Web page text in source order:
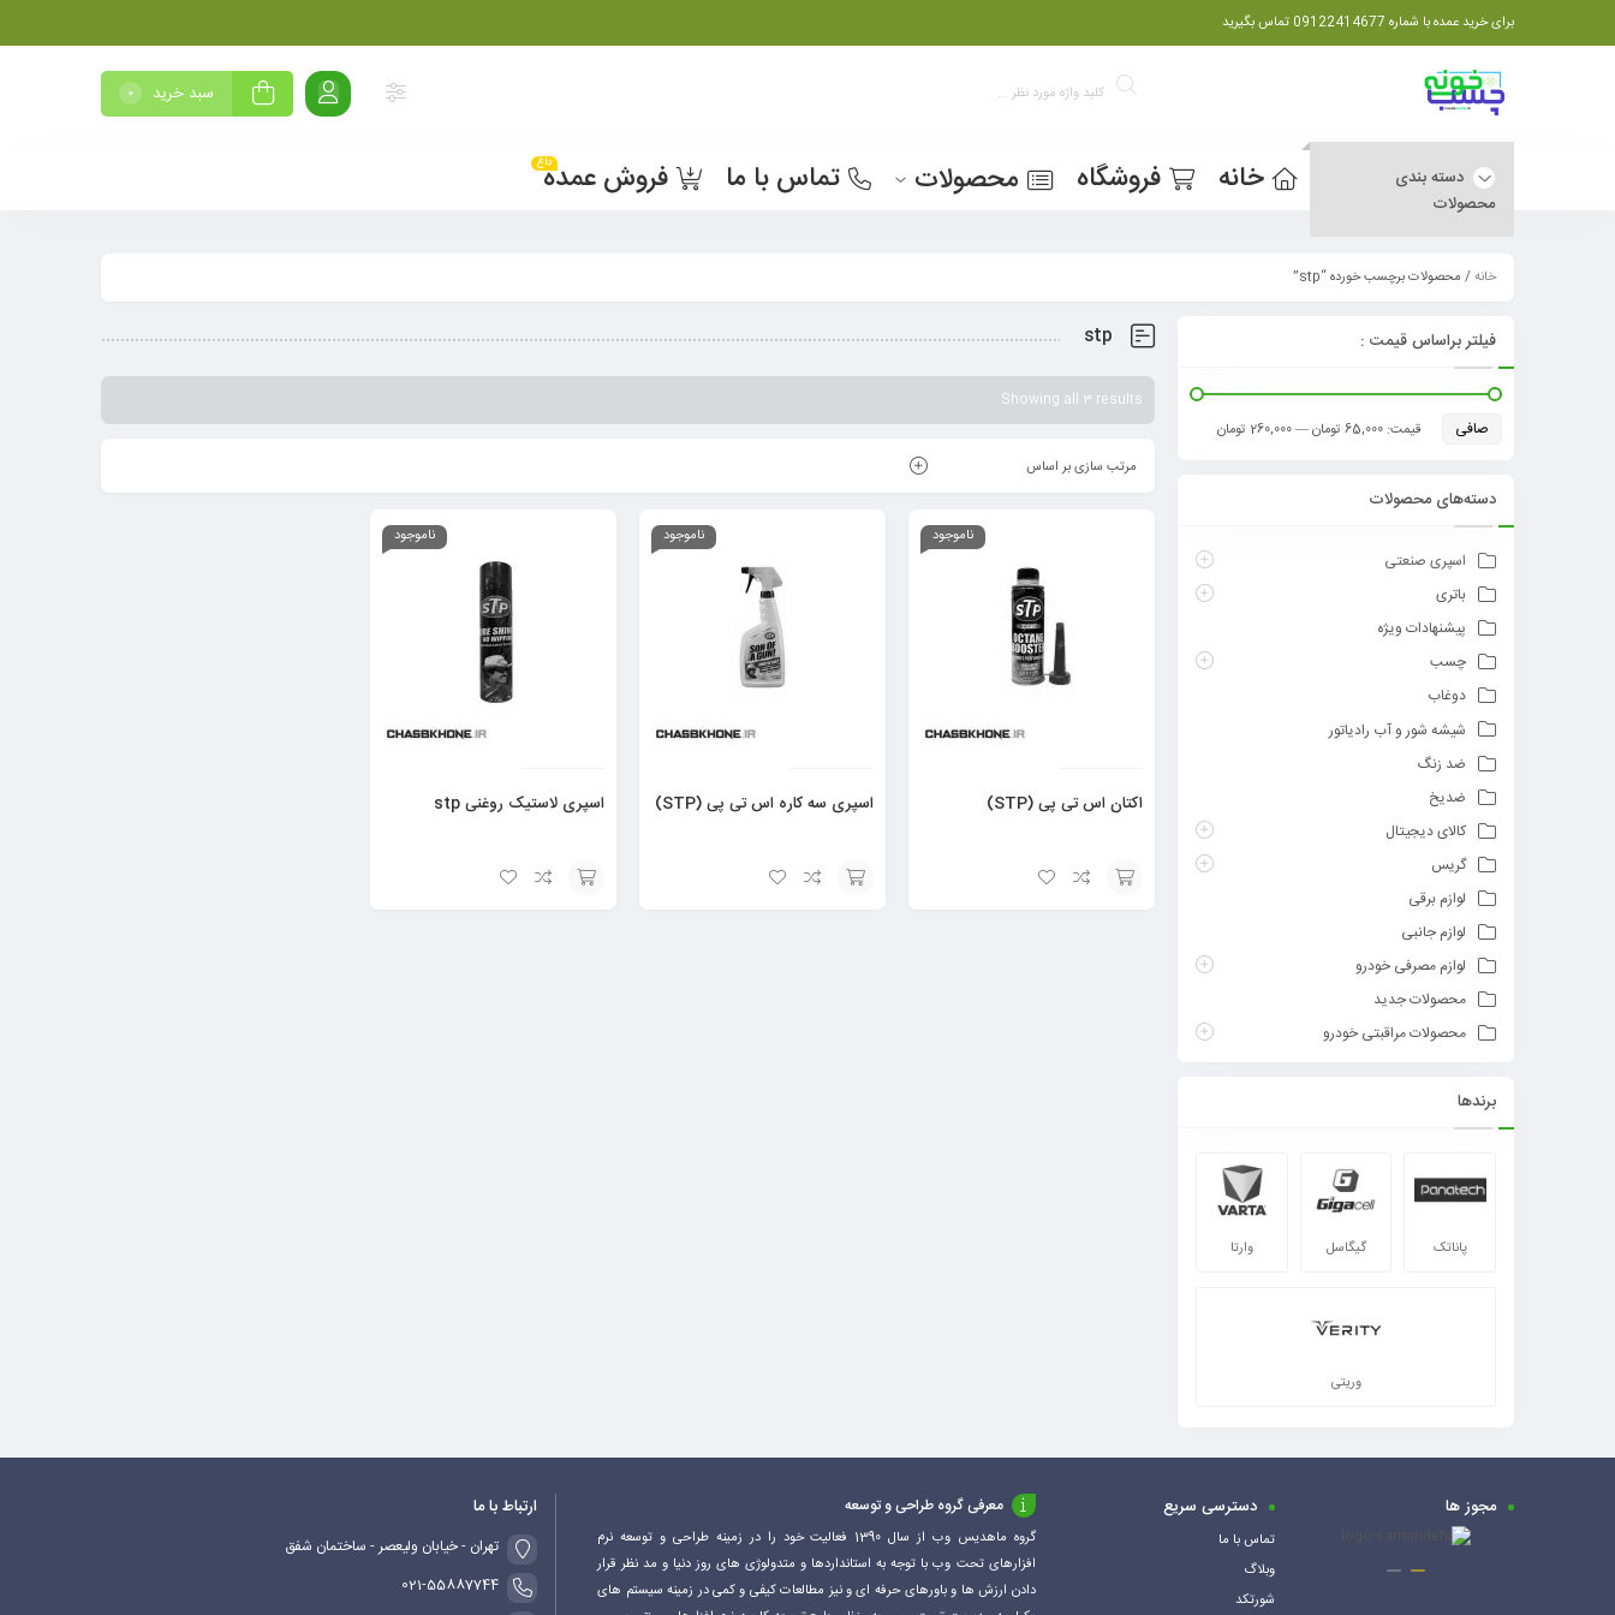
برای خرید عمده با شماره 09122414677 تماس بگیرید
سبد خرید 0
دسته بندی
محصولات
خانه فروشگاه محصولات تماس با ما فروش عمدهداغ
خانه/ محصولات برچسب خورده “stp”
stp
Showing all 3 results
مرتب سازی بر اساس
ناموجود
اکتان اس تی پی (STP)
ناموجود
اسپری سه کاره اس تی پی (STP)
ناموجود
اسپری لاستیک روغنی stp
فیلتر براساس قیمت :
صافی قيمت: 65,000 تومان —260,000 تومان
دسته‌های محصولات
اسپری صنعتی
باتری
پیشنهادات ویژه
چسب
دوغاب
شیشه شور و آب رادیاتور
ضد زنگ
ضدیخ
کالای دیجیتال
گریس
لوازم برقی
لوازم جانبی
لوازم مصرفی خودرو
محصولات جدید
محصولات مراقبتی خودرو
برندها
پاناتک گیگاسل وارتا
وریتی
مجوز ها دسترسی سریع
تماس با ما
وبلاگ
شورتکد
معرفی گروه طراحی و توسعه
گروه ماهدیس وب از سال 1390 فعالیت خود را در زمینه طراحی و توسعه نرم
افزارهای تحت وب با توجه به استانداردها و متدولوژی های روز دنیا و مد نظر قرار
دادن ارزش ها و باورهای حرفه ای و نیز مطالعات کیفی و کمی در زمینه سیستم های
ارتباط با ما
تهران - خیابان ولیعصر - ساختمان شفق
021-55887744